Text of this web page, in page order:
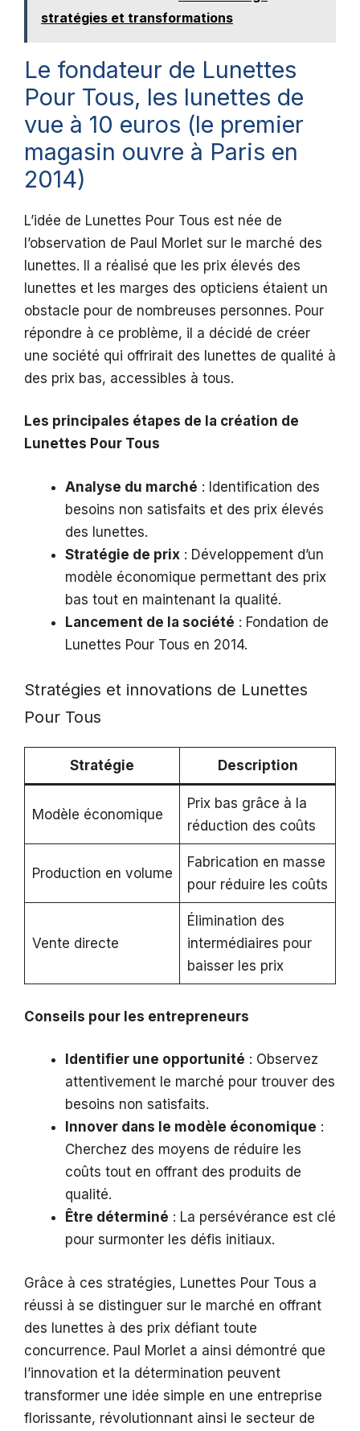
stratégies et transformations
Le fondateur de Lunettes
Pour Tous, les lunettes de
vue à 10 euros (le premier
magasin ouvre à Paris en
2014)
L’idée de Lunettes Pour Tous est née de
l’observation de Paul Morlet sur le marché des
lunettes. Il a réalisé que les prix élevés des
lunettes et les marges des opticiens étaient un
obstacle pour de nombreuses personnes. Pour
répondre à ce problème, il a décidé de créer
une société qui offrirait des lunettes de qualité à
des prix bas, accessibles à tous.
Les principales étapes de la création de
Lunettes Pour Tous
Analyse du marché : Identification des
besoins non satisfaits et des prix élevés
des lunettes.
Stratégie de prix : Développement d’un
modèle économique permettant des prix
bas tout en maintenant la qualité.
Lancement de la société : Fondation de
Lunettes Pour Tous en 2014.
Stratégies et innovations de Lunettes
Pour Tous
Stratégie Description
Modèle économique
Prix bas grâce à la
réduction des coûts
Production en volume
Fabrication en masse
pour réduire les coûts
Vente directe
Élimination des
intermédiaires pour
baisser les prix
Conseils pour les entrepreneurs
Identifier une opportunité : Observez
attentivement le marché pour trouver des
besoins non satisfaits.
Innover dans le modèle économique :
Cherchez des moyens de réduire les
coûts tout en offrant des produits de
qualité.
Être déterminé : La persévérance est clé
pour surmonter les défis initiaux.
Grâce à ces stratégies, Lunettes Pour Tous a
réussi à se distinguer sur le marché en offrant
des lunettes à des prix défiant toute
concurrence. Paul Morlet a ainsi démontré que
l’innovation et la détermination peuvent
transformer une idée simple en une entreprise
florissante, révolutionnant ainsi le secteur de